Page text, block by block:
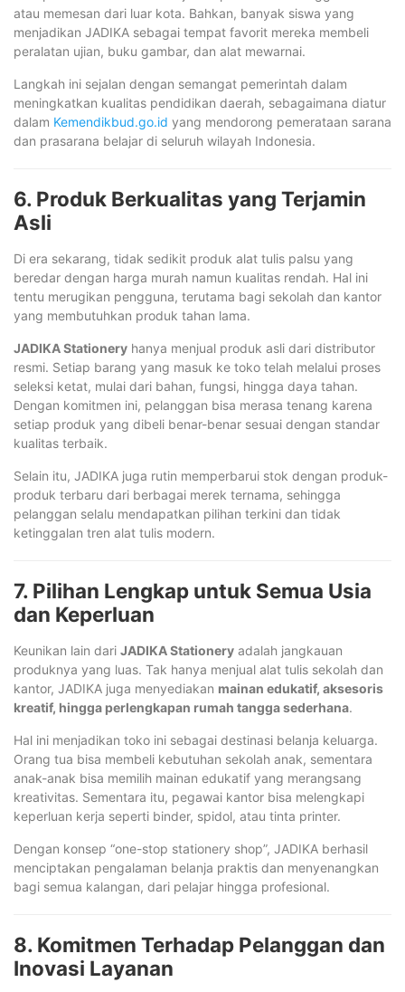
atau memesan dari luar kota. Bahkan, banyak siswa yang
menjadikan JADIKA sebagai tempat favorit mereka membeli
peralatan ujian, buku gambar, dan alat mewarnai.
Langkah ini sejalan dengan semangat pemerintah dalam
meningkatkan kualitas pendidikan daerah, sebagaimana diatur
dalam Kemendikbud.go.id yang mendorong pemerataan sarana
dan prasarana belajar di seluruh wilayah Indonesia.
6. Produk Berkualitas yang Terjamin
Asli
Di era sekarang, tidak sedikit produk alat tulis palsu yang
beredar dengan harga murah namun kualitas rendah. Hal ini
tentu merugikan pengguna, terutama bagi sekolah dan kantor
yang membutuhkan produk tahan lama.
JADIKA Stationery hanya menjual produk asli dari distributor
resmi. Setiap barang yang masuk ke toko telah melalui proses
seleksi ketat, mulai dari bahan, fungsi, hingga daya tahan.
Dengan komitmen ini, pelanggan bisa merasa tenang karena
setiap produk yang dibeli benar-benar sesuai dengan standar
kualitas terbaik.
Selain itu, JADIKA juga rutin memperbarui stok dengan produk-
produk terbaru dari berbagai merek ternama, sehingga
pelanggan selalu mendapatkan pilihan terkini dan tidak
ketinggalan tren alat tulis modern.
7. Pilihan Lengkap untuk Semua Usia
dan Keperluan
Keunikan lain dari JADIKA Stationery adalah jangkauan
produknya yang luas. Tak hanya menjual alat tulis sekolah dan
kantor, JADIKA juga menyediakan mainan edukatif, aksesoris
kreatif, hingga perlengkapan rumah tangga sederhana.
Hal ini menjadikan toko ini sebagai destinasi belanja keluarga.
Orang tua bisa membeli kebutuhan sekolah anak, sementara
anak-anak bisa memilih mainan edukatif yang merangsang
kreativitas. Sementara itu, pegawai kantor bisa melengkapi
keperluan kerja seperti binder, spidol, atau tinta printer.
Dengan konsep “one-stop stationery shop”, JADIKA berhasil
menciptakan pengalaman belanja praktis dan menyenangkan
bagi semua kalangan, dari pelajar hingga profesional.
8. Komitmen Terhadap Pelanggan dan
Inovasi Layanan